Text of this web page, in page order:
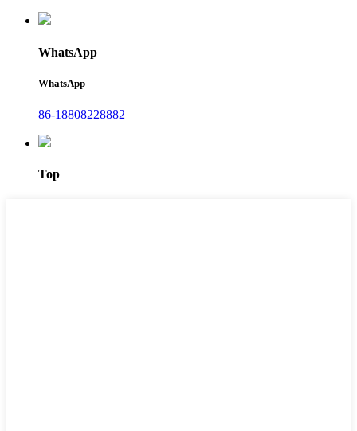
WhatsApp
WhatsApp
86-18808228882
Top